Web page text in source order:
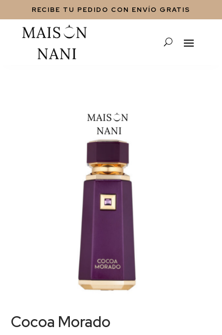
RECIBE TU PEDIDO CON ENVÍO GRATIS
Cocoa Morado